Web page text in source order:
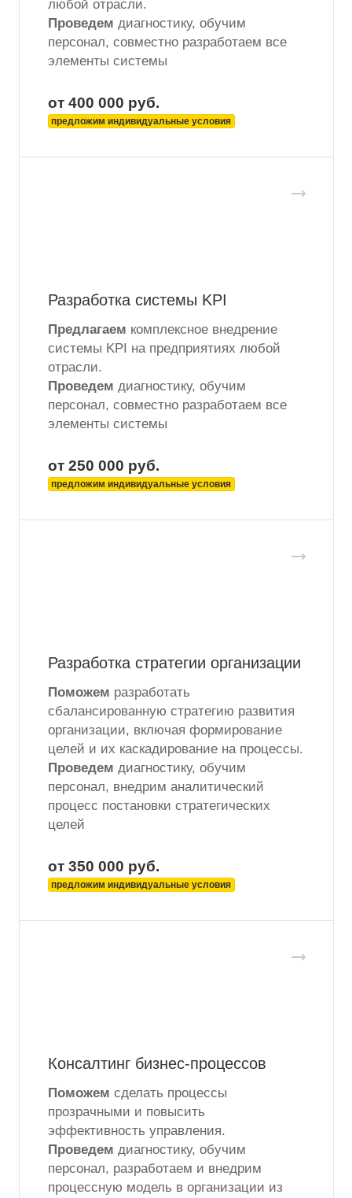
любой отрасли.
Проведем диагностику, обучим
персонал, совместно разработаем все
элементы системы
от 400 000 руб.
предложим индивидуальные условия
Разработка системы KPI
Предлагаем комплексное внедрение
системы KPI на предприятиях любой
отрасли.
Проведем диагностику, обучим
персонал, совместно разработаем все
элементы системы
от 250 000 руб.
предложим индивидуальные условия
Разработка стратегии организации
Поможем разработать
сбалансированную стратегию развития
организации, включая формирование
целей и их каскадирование на процессы.
Проведем диагностику, обучим
персонал, внедрим аналитический
процесс постановки стратегических
целей
от 350 000 руб.
предложим индивидуальные условия
Консалтинг бизнес-процессов
Поможем сделать процессы
прозрачными и повысить
эффективность управления.
Проведем диагностику, обучим
персонал, разработаем и внедрим
процессную модель в организации из